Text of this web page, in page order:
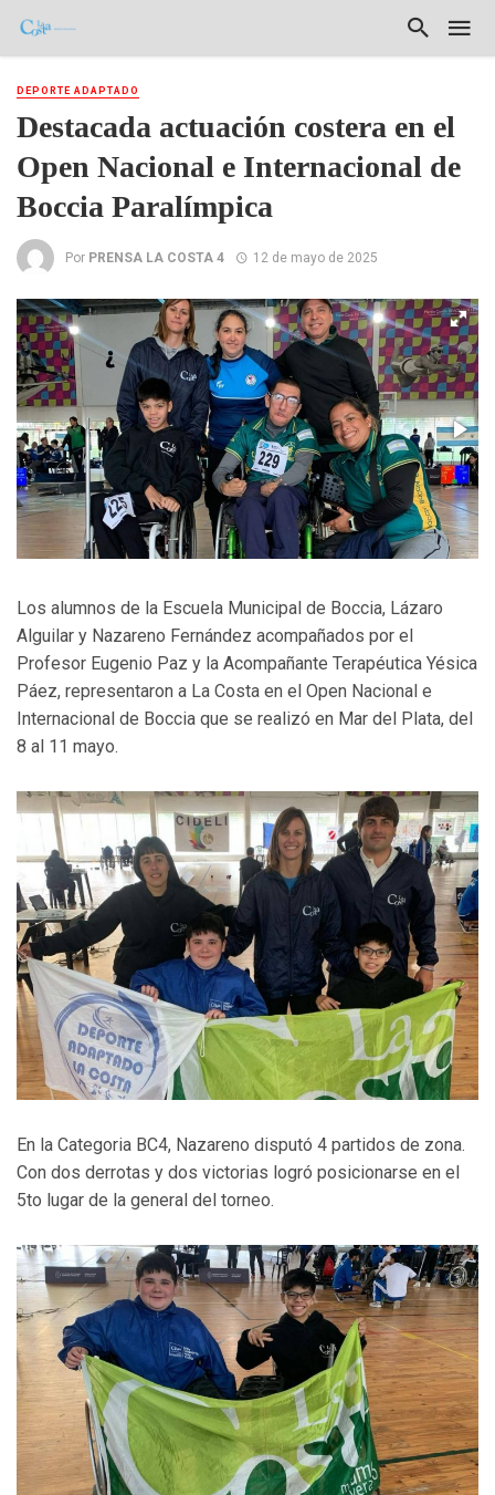
DEPORTE ADAPTADO
Destacada actuación costera en el
Open Nacional e Internacional de
Boccia Paralímpica
Por PRENSA LA COSTA 4 12 de mayo de 2025
Los alumnos de la Escuela Municipal de Boccia, Lázaro
Alguilar y Nazareno Fernández acompañados por el
Profesor Eugenio Paz y la Acompañante Terapéutica Yésica
Páez, representaron a La Costa en el Open Nacional e
Internacional de Boccia que se realizó en Mar del Plata, del
8 al 11 mayo.
En la Categoria BC4, Nazareno disputó 4 partidos de zona.
Con dos derrotas y dos victorias logró posicionarse en el
5to lugar de la general del torneo.